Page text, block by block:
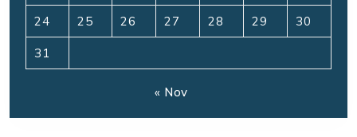
24 25 26 27 28 29 30
31
« Nov